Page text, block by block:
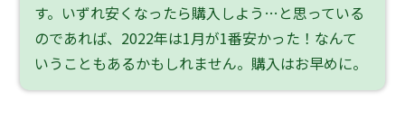
す。いずれ安くなったら購入しよう…と思っている
のであれば、2022年は1月が1番安かった！なんて
いうこともあるかもしれません。購入はお早めに。